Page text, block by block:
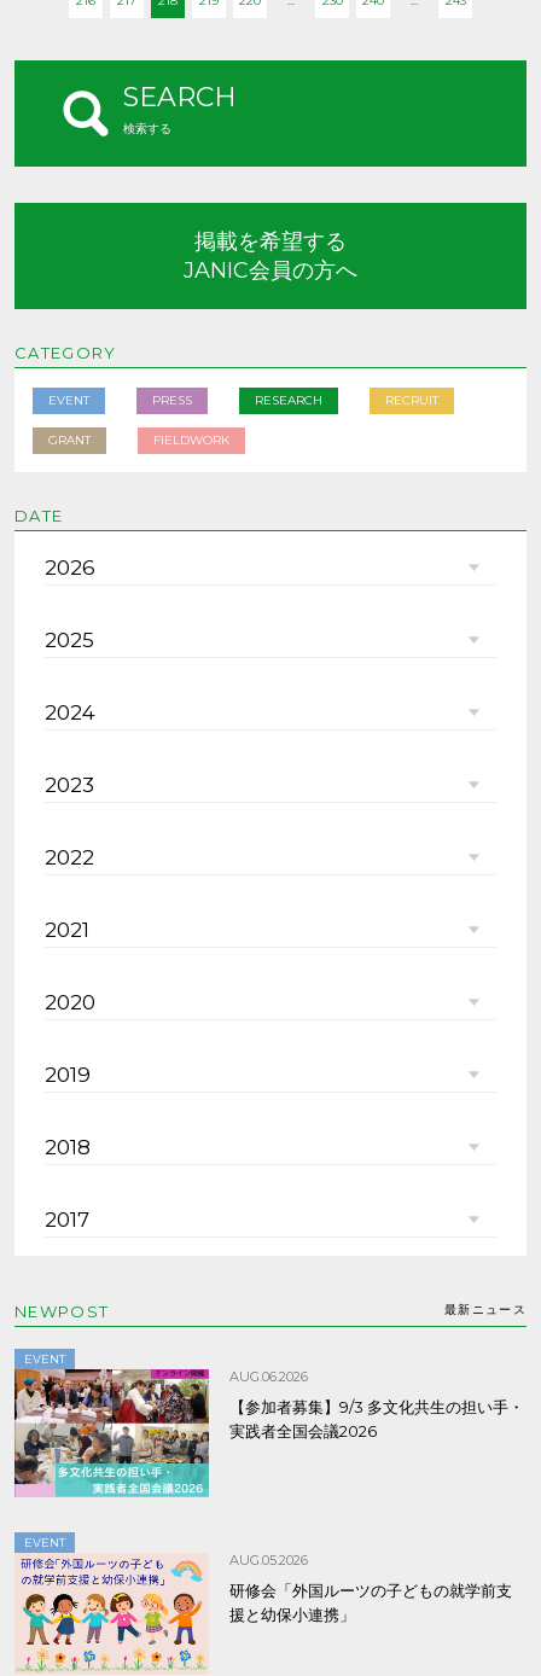
SEARCH
検索する
掲載を希望する
JANIC会員の方へ
CATEGORY
EVENT PRESS RESEARCH RECRUIT
GRANT FIELDWORK
DATE
2026
2025
2024
2023
2022
2021
2020
2019
2018
2017
NEWPOST 最新ニュース
EVENT
AUG.06.2026
【参加者募集】9/3 多文化共生の担い手・
実践者全国会議2026
EVENT
AUG.05.2026
研修会「外国ルーツの子どもの就学前支
援と幼保小連携」